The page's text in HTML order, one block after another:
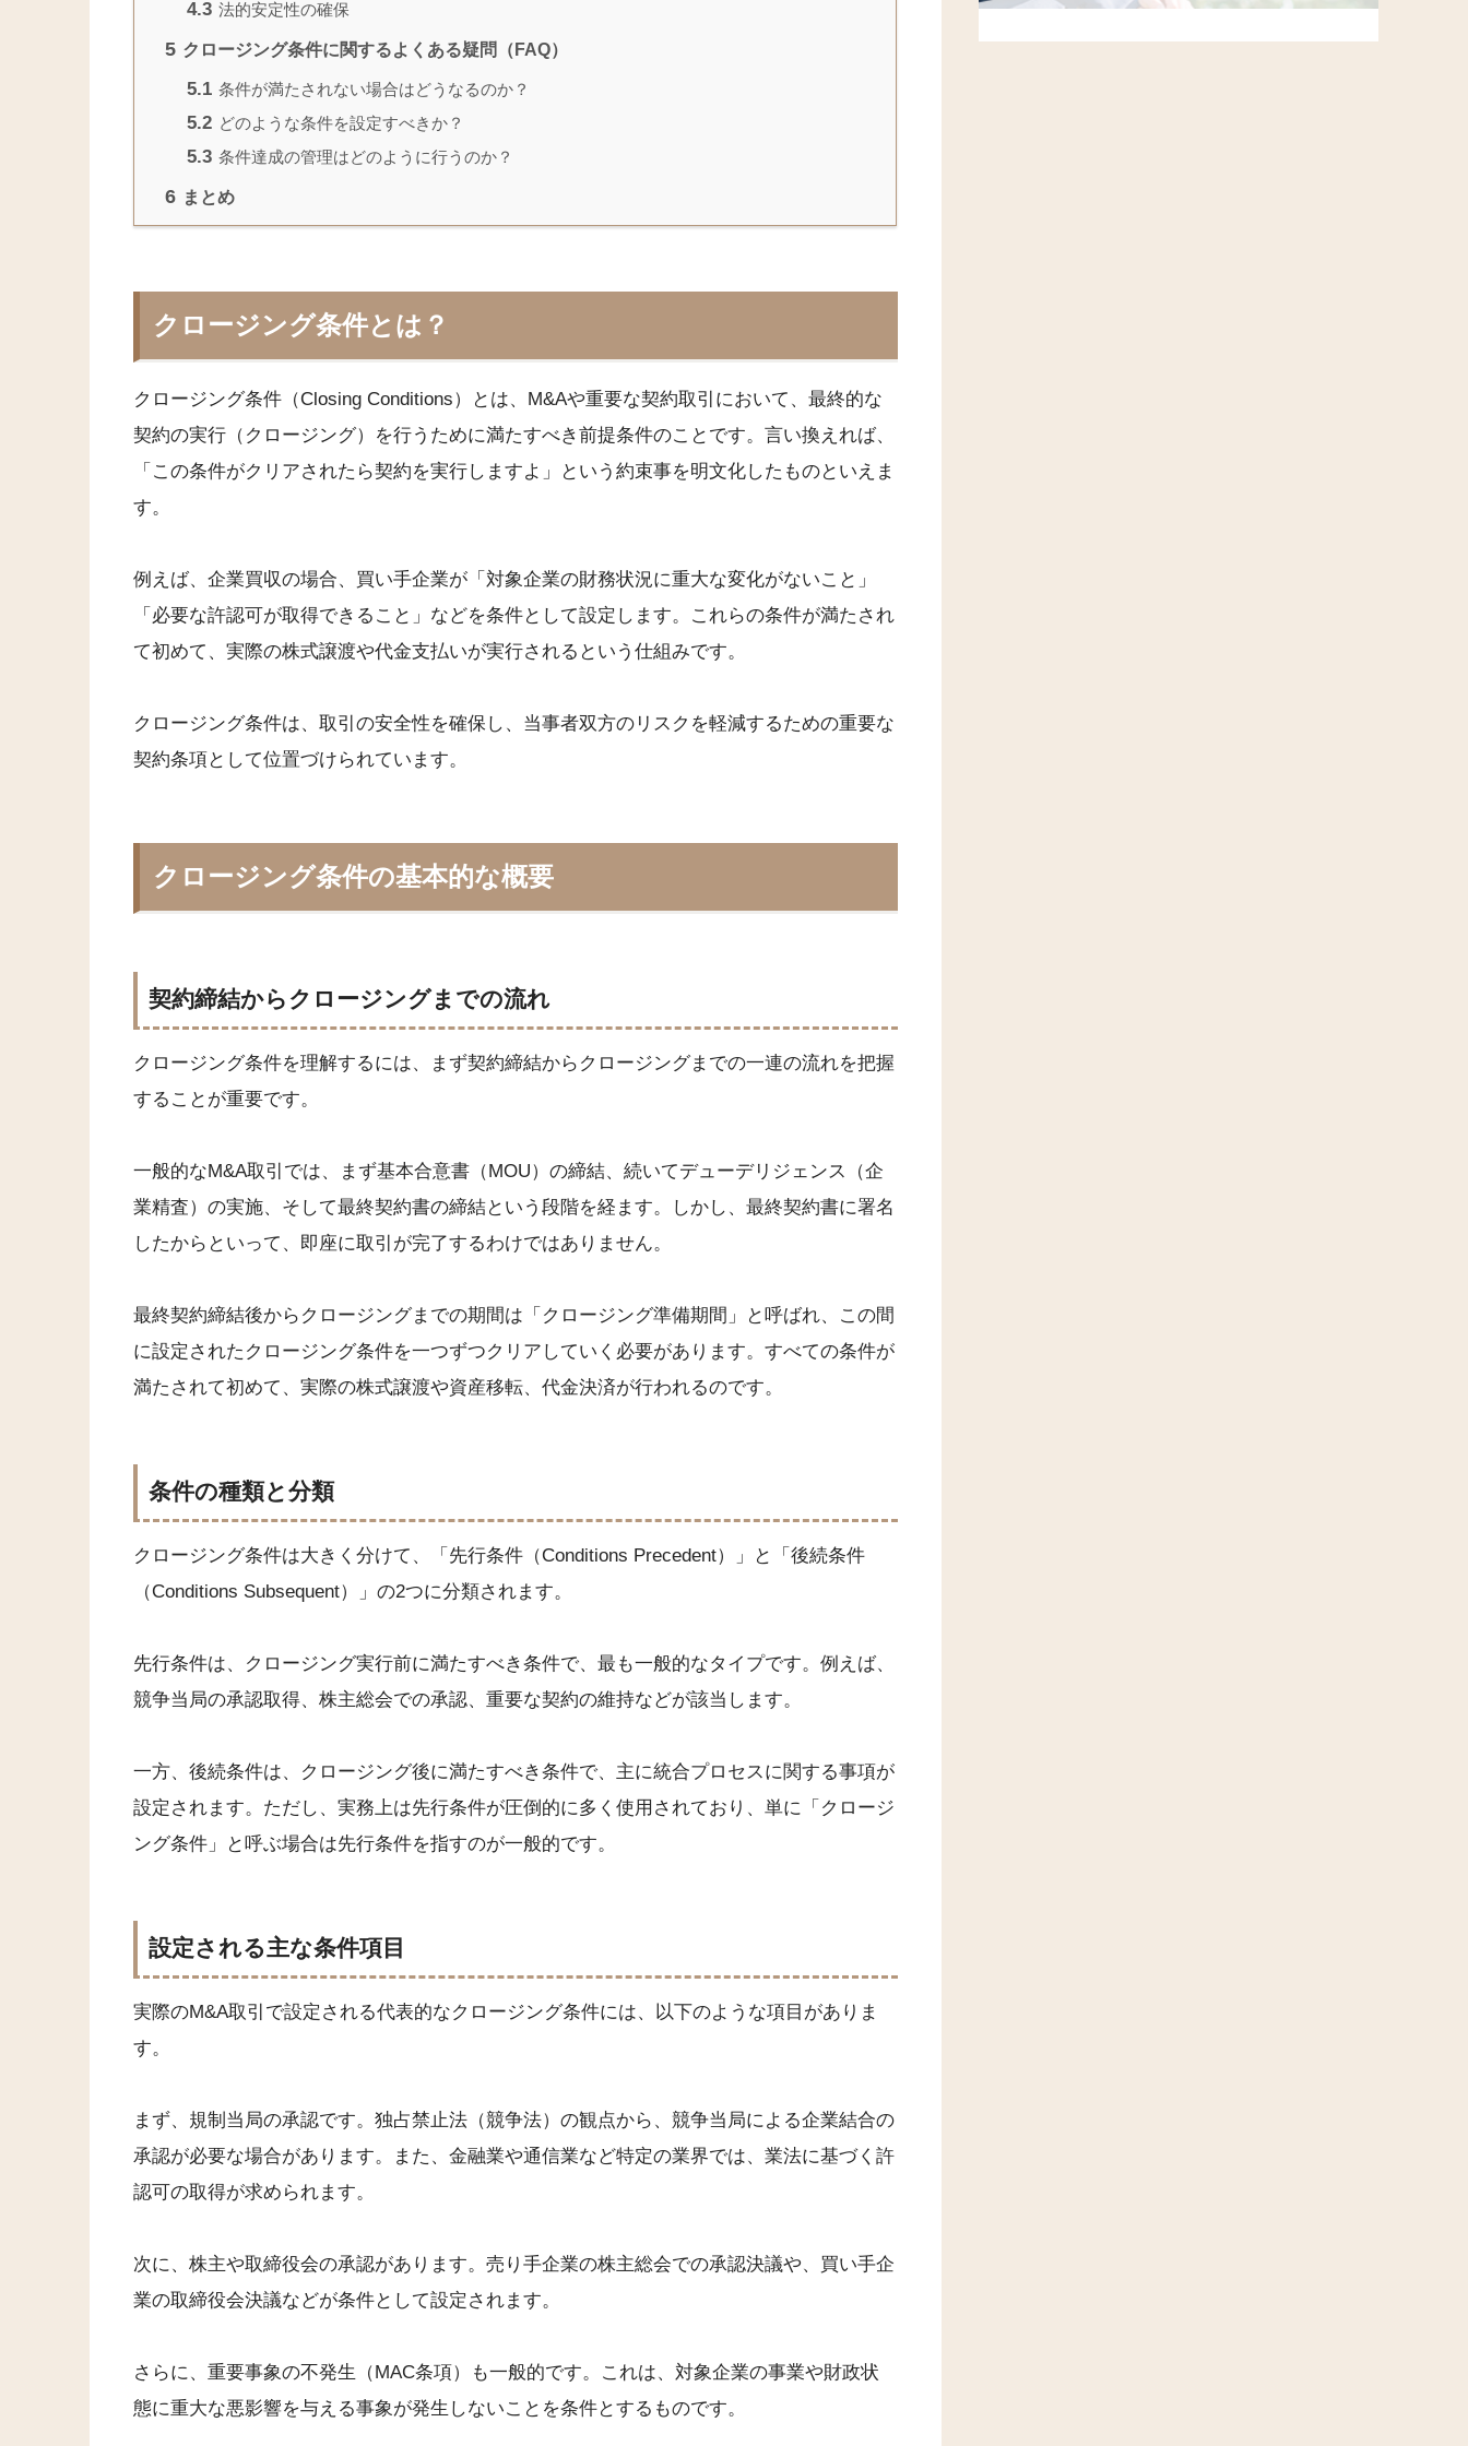
4.3 法的安定性の確保
5 クロージング条件に関するよくある疑問（FAQ）
5.1 条件が満たされない場合はどうなるのか？
5.2 どのような条件を設定すべきか？
5.3 条件達成の管理はどのように行うのか？
6 まとめ
クロージング条件とは？
クロージング条件（Closing Conditions）とは、M&Aや重要な契約取引において、最終的な
契約の実行（クロージング）を行うために満たすべき前提条件のことです。言い換えれば、
「この条件がクリアされたら契約を実行しますよ」という約束事を明文化したものといえま
す。
例えば、企業買収の場合、買い手企業が「対象企業の財務状況に重大な変化がないこと」
「必要な許認可が取得できること」などを条件として設定します。これらの条件が満たされ
て初めて、実際の株式譲渡や代金支払いが実行されるという仕組みです。
クロージング条件は、取引の安全性を確保し、当事者双方のリスクを軽減するための重要な
契約条項として位置づけられています。
クロージング条件の基本的な概要
契約締結からクロージングまでの流れ
クロージング条件を理解するには、まず契約締結からクロージングまでの一連の流れを把握
することが重要です。
一般的なM&A取引では、まず基本合意書（MOU）の締結、続いてデューデリジェンス（企
業精査）の実施、そして最終契約書の締結という段階を経ます。しかし、最終契約書に署名
したからといって、即座に取引が完了するわけではありません。
最終契約締結後からクロージングまでの期間は「クロージング準備期間」と呼ばれ、この間
に設定されたクロージング条件を一つずつクリアしていく必要があります。すべての条件が
満たされて初めて、実際の株式譲渡や資産移転、代金決済が行われるのです。
条件の種類と分類
クロージング条件は大きく分けて、「先行条件（Conditions Precedent）」と「後続条件
（Conditions Subsequent）」の2つに分類されます。
先行条件は、クロージング実行前に満たすべき条件で、最も一般的なタイプです。例えば、
競争当局の承認取得、株主総会での承認、重要な契約の維持などが該当します。
一方、後続条件は、クロージング後に満たすべき条件で、主に統合プロセスに関する事項が
設定されます。ただし、実務上は先行条件が圧倒的に多く使用されており、単に「クロージ
ング条件」と呼ぶ場合は先行条件を指すのが一般的です。
設定される主な条件項目
実際のM&A取引で設定される代表的なクロージング条件には、以下のような項目がありま
す。
まず、規制当局の承認です。独占禁止法（競争法）の観点から、競争当局による企業結合の
承認が必要な場合があります。また、金融業や通信業など特定の業界では、業法に基づく許
認可の取得が求められます。
次に、株主や取締役会の承認があります。売り手企業の株主総会での承認決議や、買い手企
業の取締役会決議などが条件として設定されます。
さらに、重要事象の不発生（MAC条項）も一般的です。これは、対象企業の事業や財政状
態に重大な悪影響を与える事象が発生しないことを条件とするものです。